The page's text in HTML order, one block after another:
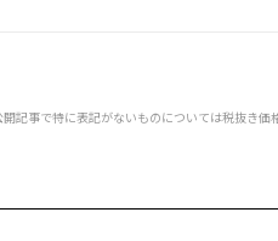
記事で特に表記がないものについては税抜き